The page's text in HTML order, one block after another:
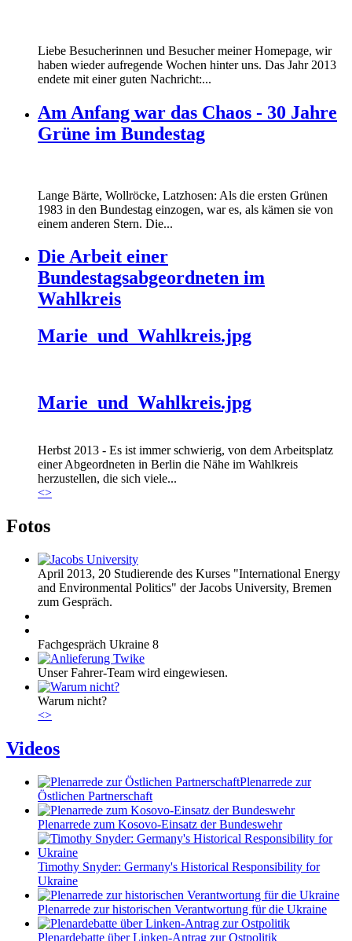
Liebe Besucherinnen und Besucher meiner Homepage, wir
haben wieder aufregende Wochen hinter uns. Das Jahr 2013
endete mit einer guten Nachricht:...
Am Anfang war das Chaos - 30 Jahre
Grüne im Bundestag
Lange Bärte, Wollröcke, Latzhosen: Als die ersten Grünen
1983 in den Bundestag einzogen, war es, als kämen sie von
einem anderen Stern. Die...
Die Arbeit einer
Bundestagsabgeordneten im
Wahlkreis
Marie_und_Wahlkreis.jpg
Marie_und_Wahlkreis.jpg
Herbst 2013 - Es ist immer schwierig, von dem Arbeitsplatz
einer Abgeordneten in Berlin die Nähe im Wahlkreis
herzustellen, die sich viele...
<>
Fotos
April 2013, 20 Studierende des Kurses "International Energy
and Environmental Politics" der Jacobs University, Bremen
zum Gespräch.
Fachgespräch Ukraine 8
Unser Fahrer-Team wird eingewiesen.
Warum nicht?
<>
Videos
Plenarrede zur
Östlichen Partnerschaft
Plenarrede zum Kosovo-Einsatz der Bundeswehr
Timothy Snyder: Germany's Historical Responsibility for
Ukraine
Plenarrede zur historischen Verantwortung für die Ukraine
Plenardebatte über Linken-Antrag zur Ostpolitik